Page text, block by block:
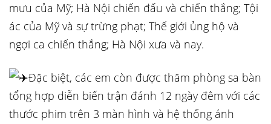
mưu của Mỹ; Hà Nội chiến đấu và chiến thắng; Tội
ác của Mỹ và sự trừng phạt; Thế giới ủng hộ và
ngợi ca chiến thắng; Hà Nội xưa và nay.
Đặc biệt, các em còn được thăm phòng sa bàn
tổng hợp diễn biến trận đánh 12 ngày đêm với các
thước phim trên 3 màn hình và hệ thống ánh